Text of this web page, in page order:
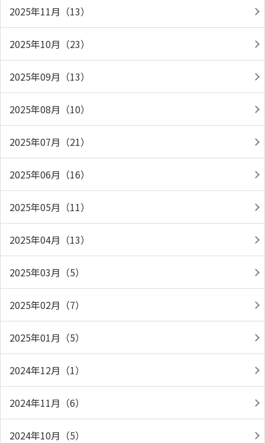
2025年11月（13）
2025年10月（23）
2025年09月（13）
2025年08月（10）
2025年07月（21）
2025年06月（16）
2025年05月（11）
2025年04月（13）
2025年03月（5）
2025年02月（7）
2025年01月（5）
2024年12月（1）
2024年11月（6）
2024年10月（5）